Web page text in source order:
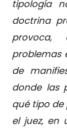
tipología
doctrina
provoca,
problemas
de
donde las
qué tipo
el juez, en